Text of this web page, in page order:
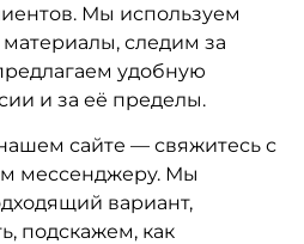
Мы используем
следим за
удобную
и за её пределы.
сайте — свяжитесь с
мессенджеру. Мы
вариант,
подскажем, как